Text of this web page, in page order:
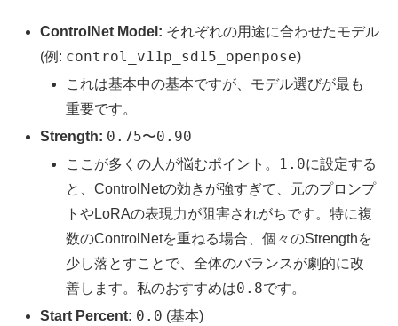
ControlNet Model: それぞれの用途に合わせたモデル
(例: control_v11p_sd15_openpose)
これは基本中の基本ですが、モデル選びが最も
重要です。
Strength: 0.75〜0.90
ここが多くの人が悩むポイント。 1.0に設定する
と、ControlNetの効きが強すぎて、元のプロンプ
トやLoRAの表現力が阻害されがちです。特に複
数のControlNetを重ねる場合、個々のStrengthを
少し落とすことで、全体のバランスが劇的に改
善します。私のおすすめは0.8です。
Start Percent: 0.0 (基本)